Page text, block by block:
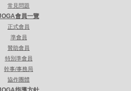
常見問題
會員一覽
正式會員
準會員
贊助會員
特別準會員
幹事/事務局
協作團體